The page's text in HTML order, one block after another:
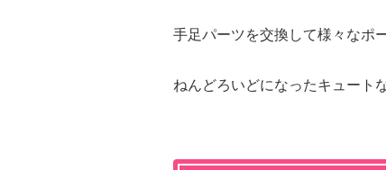
手足パーツを交換して様々なポ
ねんどろいどになったキュート